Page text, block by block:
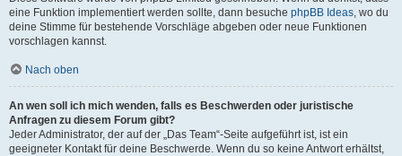
eine Funktion implementiert werden sollte, dann besuche phpBB Ideas, wo du
deine Stimme für bestehende Vorschläge abgeben oder neue Funktionen
vorschlagen kannst.
Nach oben
An wen soll ich mich wenden, falls es Beschwerden oder juristische
Anfragen zu diesem Forum gibt?
Jeder Administrator, der auf der „Das Team“-Seite aufgeführt ist, ist ein
geeigneter Kontakt für deine Beschwerde. Wenn du so keine Antwort erhältst,